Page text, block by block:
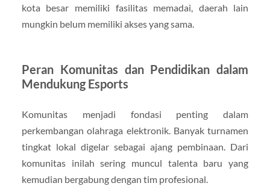
kota besar memiliki fasilitas memadai, daerah lain
mungkin belum memiliki akses yang sama.
Peran Komunitas dan Pendidikan dalam
Mendukung Esports
Komunitas menjadi fondasi penting dalam
perkembangan olahraga elektronik. Banyak turnamen
tingkat lokal digelar sebagai ajang pembinaan. Dari
komunitas inilah sering muncul talenta baru yang
kemudian bergabung dengan tim profesional.